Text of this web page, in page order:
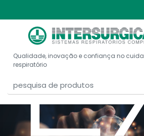
United Kingdom
United States
België, Nederlands
Belgique, Français
Canada, English
Qualidade, inovação e confiança no
respiratório